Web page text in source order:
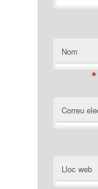
Nom
*
Correu
Lloc web